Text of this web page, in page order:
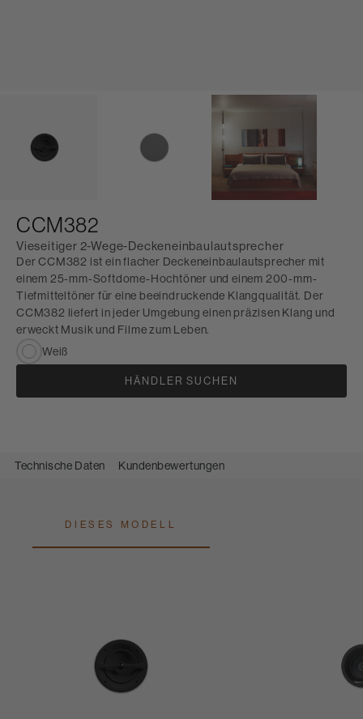
CCM382
Vieseitiger 2-Wege-Deckeneinbaulautsprecher
Der CCM382 ist ein flacher Deckeneinbaulautsprecher mit
einem 25-mm-Softdome-Hochtöner und einem 200-mm-
Tiefmitteltöner für eine beeindruckende Klangqualität. Der
CCM382 liefert in jeder Umgebung einen präzisen Klang und
erweckt Musik und Filme zum Leben.
Weiß
HÄNDLER SUCHEN
Technische Daten Kundenbewertungen
DIESES MODELL